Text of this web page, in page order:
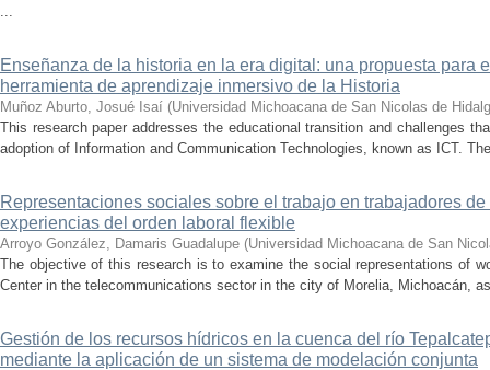
...
Enseñanza de la historia en la era digital: una propuesta para
herramienta de aprendizaje inmersivo de la Historia
Muñoz Aburto, Josué Isaí (Universidad Michoacana de San Nicolas de
This research paper addresses the educational transition and challenges
adoption of Information and Communication Technologies, known as ICT.
Representaciones sociales sobre el trabajo en trabajadores
experiencias del orden laboral flexible
Arroyo González, Damaris Guadalupe (Universidad Michoacana de San
The objective of this research is to examine the social representations of
Center in the telecommunications sector in the city of Morelia, Michoacán,
Gestión de los recursos hídricos en la cuenca del río
mediante la aplicación de un sistema de modelación conjunta